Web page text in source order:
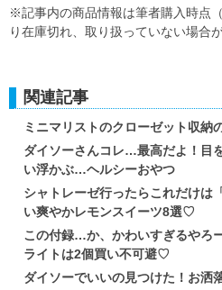
※記事内の商品情報は筆者購入時点
り在庫切れ、取り扱っていない場合
関連記事
ミニマリストのクローゼット収納
ダイソーさんコレ…最高だよ！目
い浮かぶ…ヘルシーおやつ
シャトレーゼ行ったらこれだけは
い爽やかレモンスイーツ8選♡
この付録…か、かわいすぎるやろ
ライトは2個買い不可避♡
ダイソーでいいの見つけた！お洒